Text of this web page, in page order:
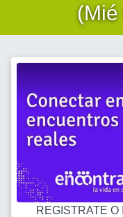
(Mié
REGISTRATE O